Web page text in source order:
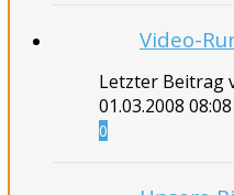
Video-
Letzter Beitrag
01.03.2008 08:08
0